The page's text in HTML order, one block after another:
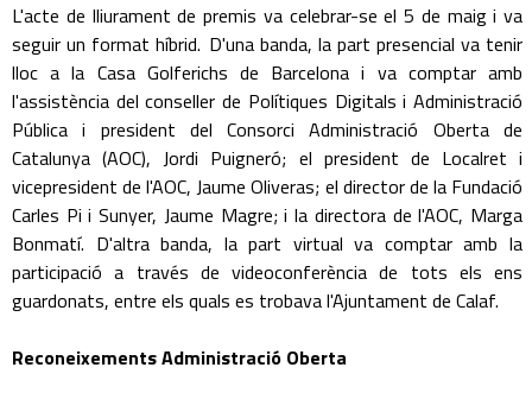
L'acte de lliurament de premis va celebrar-se el 5 de maig i va
seguir un format híbrid. D'una banda, la part presencial va tenir
lloc a la Casa Golferichs de Barcelona i va comptar amb
l'assistència del conseller de Polítiques Digitals i Administració
Pública i president del Consorci Administració Oberta de
Catalunya (AOC), Jordi Puigneró; el president de Localret i
vicepresident de l'AOC, Jaume Oliveras; el director de la Fundació
Carles Pi i Sunyer, Jaume Magre; i la directora de l'AOC, Marga
Bonmatí. D'altra banda, la part virtual va comptar amb la
participació a través de videoconferència de tots els ens
guardonats, entre els quals es trobava l'Ajuntament de Calaf.
Reconeixements Administració Oberta